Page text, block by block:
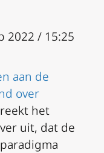
2022 / 15:25
aan de
over
het
uit, dat de